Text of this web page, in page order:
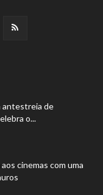
antestreia de
o...
cinemas com uma